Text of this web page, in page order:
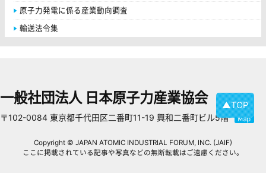
原子力発電に係る産業動向調査
輸送法令集
▲TOP
一般社団法人 日本原子力産業協会
〒102-0084 東京都千代田区二番町11-19 興和二番町ビル5階
Copyright © JAPAN ATOMIC INDUSTRIAL FORUM, INC. (JAIF)
ここに掲載されている記事や写真などの無断転載はご遠慮ください。